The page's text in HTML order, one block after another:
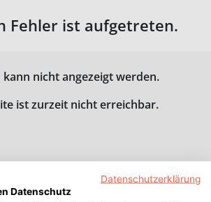
Fehler ist aufgetreten.
kann nicht angezeigt werden.
ist zurzeit nicht erreichbar.
Datenschutzerklärung
Datenschutz